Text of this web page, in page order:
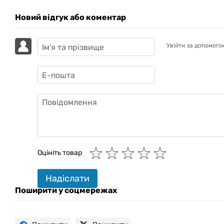
Новий відгук або коментар
Увійти за
Оцініть товар
Надіслати
Поширити у соцмережах
GAZIKAI
Привіт! 👋 Я Gazik AI — допоможу
підібрати вживану комп'ютерну
техніку. Що шукаєш?